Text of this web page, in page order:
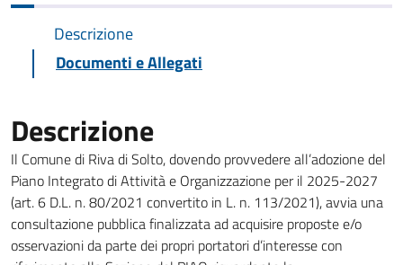
Descrizione
Documenti e Allegati
Descrizione
Il Comune di Riva di Solto, dovendo provvedere all’adozione del
Piano Integrato di Attività e Organizzazione per il 2025-2027
(art. 6 D.L. n. 80/2021 convertito in L. n. 113/2021), avvia una
consultazione pubblica finalizzata ad acquisire proposte e/o
osservazioni da parte dei propri portatori d’interesse con